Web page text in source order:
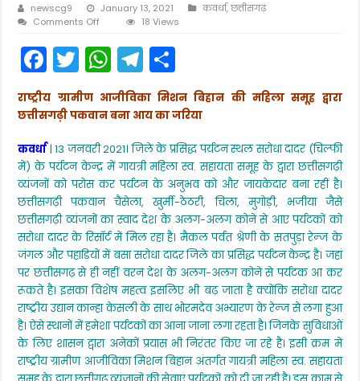
newscg9 January 13, 2021 कवर्धा,छत्तीसगढ़
Comments Off
की
गोद
में
जिले
का
पर्यटन
स्थल
सरोधा
दादर
में
व्यंजनों
का
लुफ्त
ले
रहे
पर्यटक
18 Views
F
a
c
e
b
o
o
k
T
w
itt
er
W
h
a
ts
A
p
p
T
el
e
gr
a
m
h
ar
e
राष्ट्रीय ग्रामीण आजीविका मिशन बिहान की महिला समूह द्वारा
छत्तीसगढ़ी पकवान बना आय का जरिया
कवर्धा| 13 जनवरी 2021। जिले के प्रसिद्ध पर्यटन स्थल सरोधा दादर (चिल्फी
में) के पर्यटन केन्द्र में गायत्री महिला स्व. सहायता समूह के द्वारा छत्तीसगढ़ी
व्यंजनों को परोस कर पर्यटन के अनुभव को और जायकेदार बना रहीं है।
छत्तीसगढ़ी पकवान चैसेला, खुर्मी-ठेठरी, चिला, मुगोड़ी, भजीया जैसे
छत्तीसगढ़ी व्यंजनों का स्वाद देश के अलग-अलग कोने से आए पर्यटकों को
सरोधा दादर के रिसॉर्ट में मिल रहा है। मैकल पर्वत श्रेणी के सतपुड़ा रेन्ज के
जंगल और पहाड़ियों में बसा सरोधा दादर जिले का प्रसिद्ध पर्यटन केन्द्र है। जहां
पर छत्तीसगढ़ से ही नहीं वरन देश के अलग-अलग कोने से पर्यटक आ कर
रूकते है। इसका विशेष महत्व इसलिए भी बढ़ जाता है क्योंकि सरोधा दादर
राष्ट्रीय उद्यान कान्हा केसली के साथ भोरमदेव अभ्यारण के रेन्ज से लगा हुआ
है। ऐसे स्थानों में हमेशा पर्यटकों का आना जाना लगा रहता है। जिनके सुविधाओं
के लिए शासन द्वारा अनेकों प्रयास भी निरंतर किए जा रहे है। इसी क्रम में
राष्ट्रीय ग्रामीण आजीविका मिशन बिहान अंतर्गत गायत्री महिला स्व. सहायता